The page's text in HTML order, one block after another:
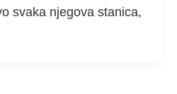
svaka njegova stanica,